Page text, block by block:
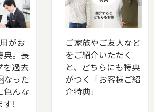
ター新宿チームを開設しました。
まいのご売却、 ご購入をご検討の
相談ください。 フリーダイアル
）よりお気軽にどうぞ！
店は3月31日をもって閉店する運
がお
典。長
を過去
った
色んな
す!
ご家族やご友人など
をご紹介いただく
と、どちらにも特典
がつく「お客様ご紹
介特典」